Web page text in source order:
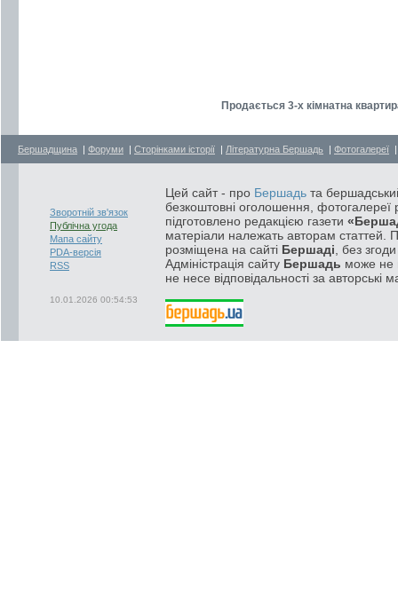
Продається 3-х кімнатна
Бершадщина | Форуми | Сторінками історії | Літературна Бершадь | Фотогалереї
Зворотній зв'язок
Публічна угода
Мапа сайту
PDA-версія
RSS
10.01.2026 00:54:53
Цей сайт - про Бершадь та
безкоштовні оголошення, фотогалереї
підготовлено редакцією газети
матеріали належать авторам статтей.
розміщена на сайті Бершаді , без
Адміністрація сайту Бершадь може не
не несе відповідальності за авторські